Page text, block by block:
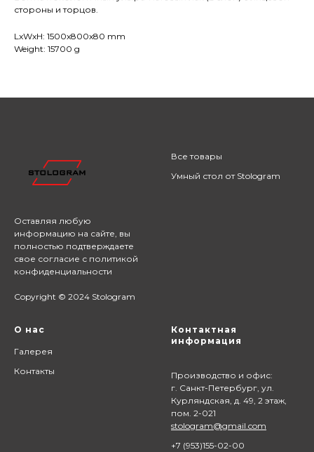
стороны и торцов.
LxWxH: 1500x800x80 mm
Weight: 15700 g
Оставляя любую
информацию на сайте, вы
полностью подтверждаете
свое согласие с политикой
конфиденциальности
Copyright © 2024 Stologram
Все товары
Умный стол от Stologram
О нас
Галерея
Контакты
Контактная
информация
Производство и офис:
г. Санкт-Петербург, ул.
Курляндская, д. 49, 2 этаж,
пом. 2-021
stologram@gmail.com
+7 (953)155-02-00